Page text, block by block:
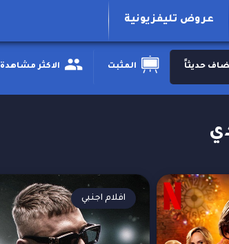
عروض تليفزيونية
حديثاََ المثبت الاكثر مشاهدة
افلام اجنبي